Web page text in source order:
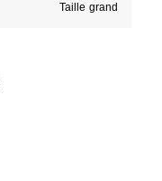
Taille grand